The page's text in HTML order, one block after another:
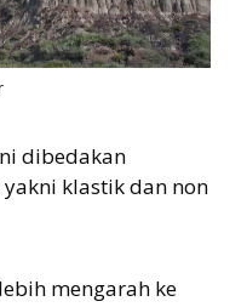
dibedakan
klastik dan non
mengarah ke